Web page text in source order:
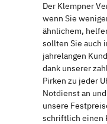
Der Klempner
wenn Sie
ähnlichem,
sollten Sie auch
jahrelangen
dank unserer
Pirken zu jeder
Notdienst an
unsere
schriftlich einen